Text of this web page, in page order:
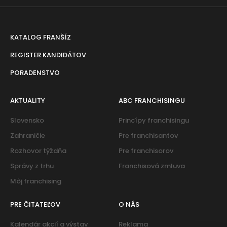
KATALOG FRANŠÍZ
REGISTER KANDIDÁTOV
PORADENSTVO
AKTUALITY
Slovensko
Zahraničie
Rozhovor týždňa
Správy z trhu
Môj franchising
ABC FRANCHISINGU
Princípy franchisingu
Pre franchisantov
Pre franchisorov
Franchisová zmluva
PRE ČITATEĽOV
Kalendár akcií a výstav
O NÁS
Reklama